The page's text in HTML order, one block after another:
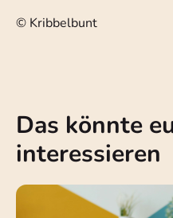
© Kribbelbunt
Das könnte
interessieren